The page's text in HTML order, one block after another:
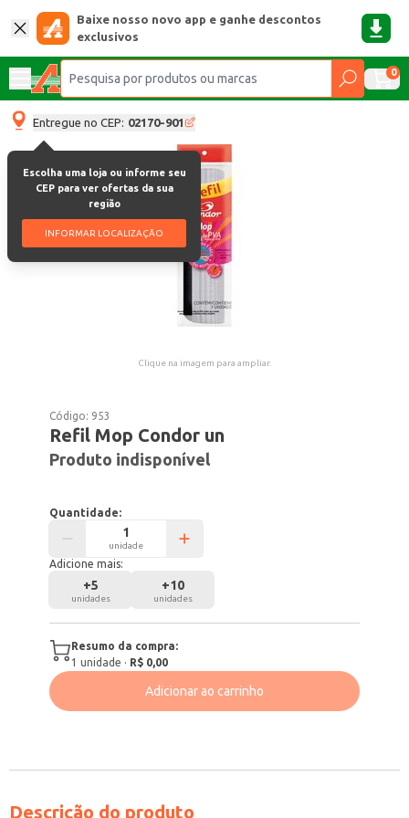
Baixe nosso novo app e ganhe descontos
exclusivos
0
Entregue no CEP: 02170-901
Escolha uma loja ou informe seu
CEP para ver ofertas da sua
região
INFORMAR LOCALIZAÇÃO
Clique na imagem para ampliar.
Código: 953
Refil Mop Condor un
Produto indisponível
Quantidade:
unidade
Adicione mais:
+5
unidades
+10
unidades
Resumo da compra:
1 unidade · R$ 0,00
Adicionar ao carrinho
Descrição do produto